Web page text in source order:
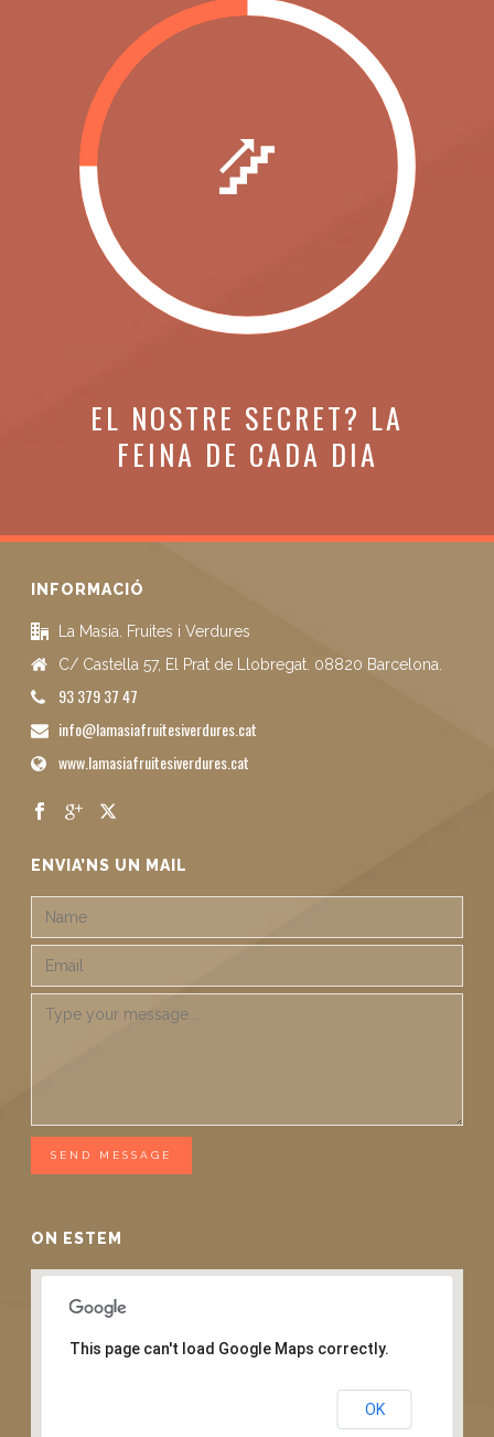
EL NOSTRE SECRET? LA
FEINA DE CADA DIA
INFORMACIÓ
La Masia. Fruites i Verdures
C/ Castella 57, El Prat de Llobregat. 08820 Barcelona.
93 379 37 47
info@lamasiafruitesiverdures.cat
www.lamasiafruitesiverdures.cat
ENVIA’NS UN MAIL
SEND MESSAGE
ON ESTEM
This page can't load Google Maps correctly.
OK